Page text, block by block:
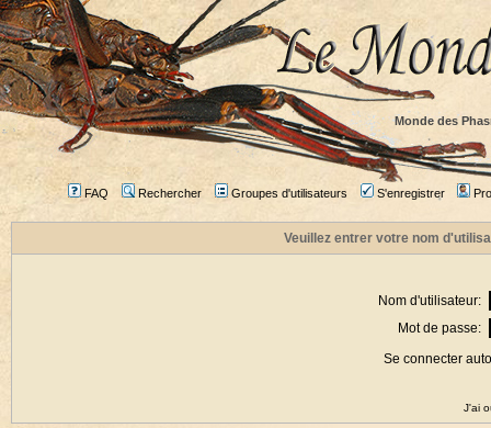
Monde des
FAQ Rechercher Groupes d'utilisateurs S'enregistrer
Veuillez entrer votre nom
Nom d'utilisateur:
Mot de passe:
Se connecter
J'ai